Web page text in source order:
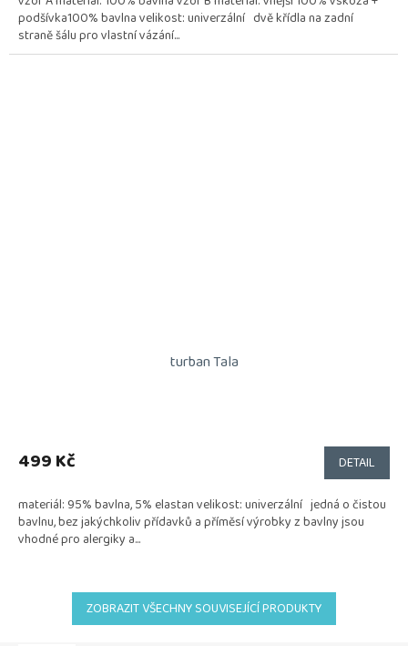
podšívka100% bavlna velikost: univerzální dvě křídla na zadní
straně šálu pro vlastní vázání...
turban Tala
499 Kč DETAIL
materiál: 95% bavlna, 5% elastan velikost: univerzální jedná o čistou
bavlnu, bez jakýchkoliv přídavků a příměsí výrobky z bavlny jsou
vhodné pro alergiky a...
ZOBRAZIT VŠECHNY SOUVISEJÍCÍ PRODUKTY